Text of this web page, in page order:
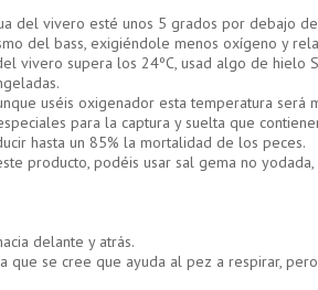
del vivero esté unos 5 grados por debajo
del bass, exigiéndole menos oxígeno y
vivero supera los 24ºC, usad algo de hielo
uséis oxigenador esta temperatura será
para la captura y suelta que
hasta un 85% la mortalidad de los peces.
producto, podéis usar sal gema no
delante y atrás.
que se cree que ayuda al pez a respirar,